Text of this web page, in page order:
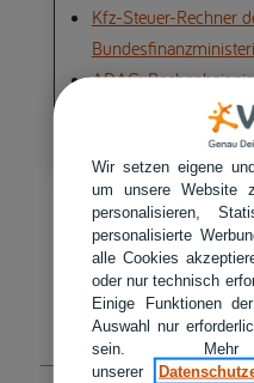
Kfz-Steuer-Rechner
ADAC:
Wir setzen eigene
um unsere Website
personalisieren,
personalisierte
alle Cookies
oder nur technisch
Einige Funktionen
Auswahl nur
sein.
unserer